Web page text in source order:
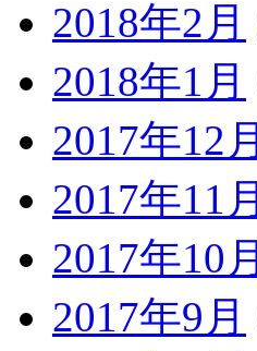
2018年2月
2018年1月
2017年12月
2017年11月
2017年10月
2017年9月